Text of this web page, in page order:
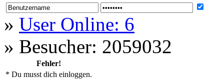
» User Online: 6
» Besucher: 2059032
Fehler!
* Du musst dich einloggen.